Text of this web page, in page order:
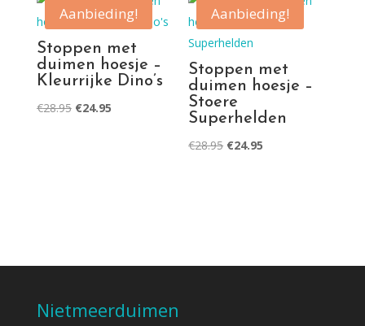
€28.95.€24.95.
€28.95.€24.95.
Aanbieding!
Stoppen met
duimen hoesje –
Kleurrijke Dino’s
€28.95 Oorspronkelijke
€24.95Huidige
Aanbieding!
Stoppen met
duimen hoesje –
Stoere
Superhelden
€28.95 Oorspronkelijke
€24.95
Nietmeerduimen